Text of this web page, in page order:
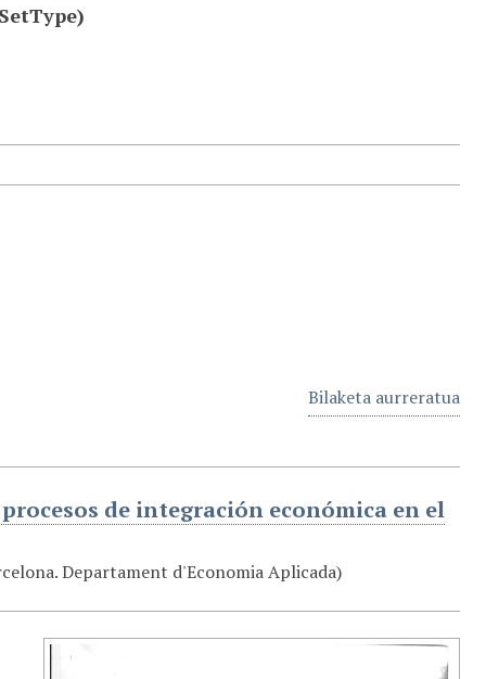
Bilaketa aurreratua
de integración económica en el
Departament d'Economia Aplicada)